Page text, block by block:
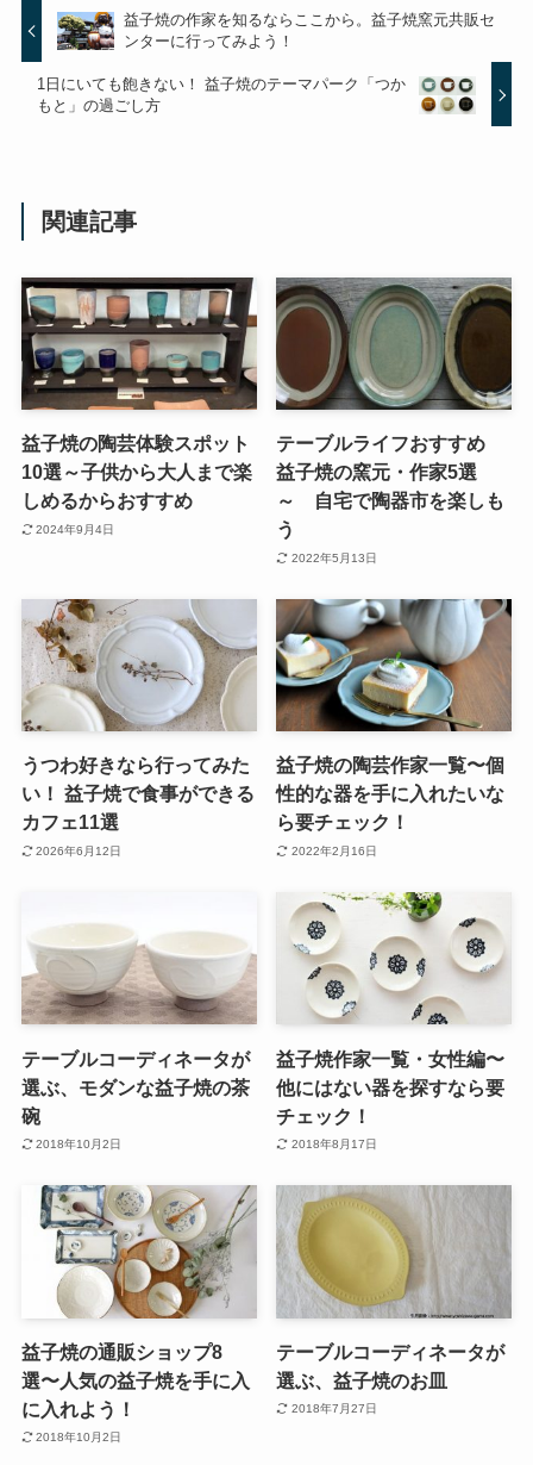
益子焼の作家を知るならここから。益子焼窯元共販セ
ンターに行ってみよう！
1日にいても飽きない！ 益子焼のテーマパーク「つか
もと」の過ごし方
関連記事
益子焼の陶芸体験スポット
10選～子供から大人まで楽
しめるからおすすめ
2024年9月4日
テーブルライフおすすめ
益子焼の窯元・作家5選
～ 自宅で陶器市を楽しも
う
2022年5月13日
うつわ好きなら行ってみた
い！ 益子焼で食事ができる
カフェ11選
2026年6月12日
益子焼の陶芸作家一覧〜個
性的な器を手に入れたいな
ら要チェック！
2022年2月16日
テーブルコーディネータが
選ぶ、モダンな益子焼の茶
碗
2018年10月2日
益子焼作家一覧・女性編〜
他にはない器を探すなら要
チェック！
2018年8月17日
益子焼の通販ショップ8
選〜人気の益子焼を手に入
に入れよう！
2018年10月2日
テーブルコーディネータが
選ぶ、益子焼のお皿
2018年7月27日